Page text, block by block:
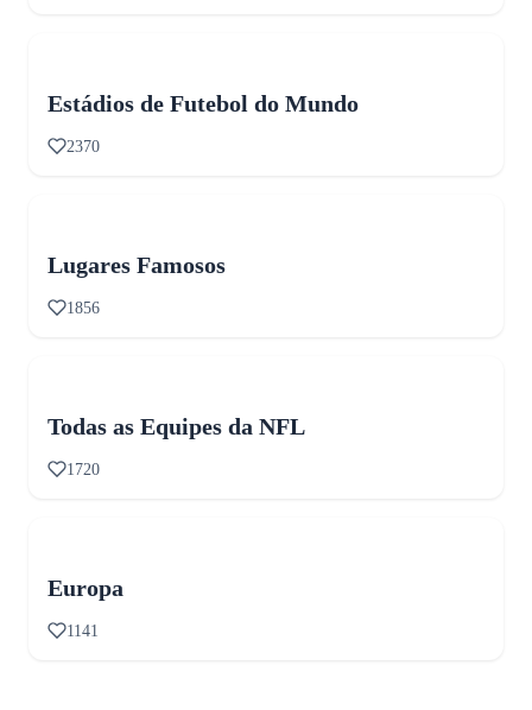
Estádios de Futebol do Mundo
2370
Lugares Famosos
1856
Todas as Equipes da NFL
1720
Europa
1141